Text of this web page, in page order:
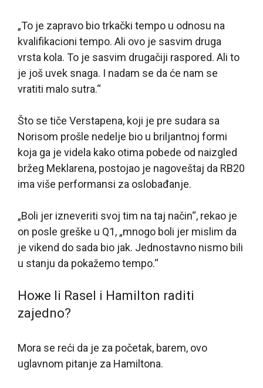
„To je zapravo bio trkački tempo u odnosu na
kvalifikacioni tempo. Ali ovo je sasvim druga
vrsta kola. To je sasvim drugačiji raspored. Ali to
je još uvek snaga. I nadam se da će nam se
vratiti malo sutra.“
Što se tiče Verstapena, koji je pre sudara sa
Norisom prošle nedelje bio u briljantnoj formi
koja ga je videla kako otima pobede od naizgled
bržeg Meklarena, postojao je nagoveštaj da RB20
ima više performansi za oslobađanje.
„Boli jer izneveriti svoj tim na taj način“, rekao je
on posle greške u Q1, „mnogo boli jer mislim da
je vikend do sada bio jak. Jednostavno nismo bili
u stanju da pokažemo tempo.“
Hoжe li Rasel i Hamilton raditi
zajedno?
Mora se reći da je za početak, barem, ovo
uglavnom pitanje za Hamiltona.